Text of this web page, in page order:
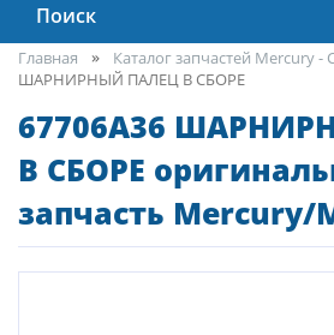
Поиск
Главная
Каталог запчастей Mercury -
ШАРНИРНЫЙ ПАЛЕЦ В СБОРЕ
67706A36
В СБОРЕ
запчасть Mercury/